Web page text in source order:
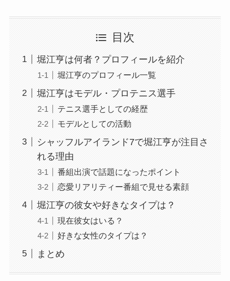
目次
堀江亨は何者？プロフィールを紹介
堀江亨のプロフィール一覧
堀江亨はモデル・プロテニス選手
テニス選手としての経歴
モデルとしての活動
シャッフルアイランド7で堀江亨が注目さ
れる理由
番組出演で話題になったポイント
恋愛リアリティー番組で見せる素顔
堀江亨の彼女や好きなタイプは？
現在彼女はいる？
好きな女性のタイプは？
まとめ